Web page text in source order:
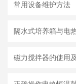
常用设备维护方法
磁力搅拌器的使用